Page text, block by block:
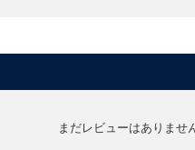
まだレビューはありませ